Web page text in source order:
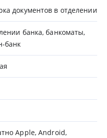
документов в отделении
банка, банкоматы,
банк
Apple, Android,